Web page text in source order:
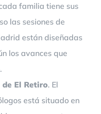
familia tiene sus
las sesiones de
están diseñadas
los avances que
El Retiro. El
está situado en